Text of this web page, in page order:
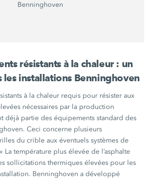
Benninghoven
résistants à la chaleur : un
les installations Benninghoven
à la chaleur requis pour résister aux
nécessaires par la production
déjà partie des équipements standard des
Ceci concerne plusieurs
du crible aux éventuels systèmes de
« La température plus élevée de l’asphalte
sollicitations thermiques élevées pour les
Benninghoven a développé